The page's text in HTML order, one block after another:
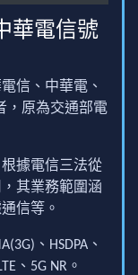
華電信號
信、中華電、
，原為交通部電
據電信三法從
其業務範圍涵
信等。
、HSDPA、
、5G NR。